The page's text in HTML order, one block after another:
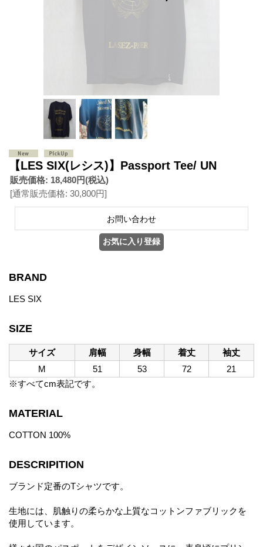
【LES SIX(レシス)】Passport Tee/ UN
販売価格: 18,480円(税込)
[通常販売価格: 30,800円]
BRAND
LES SIX
SIZE
サイズ 肩幅 身幅 着丈
袖丈
M
51 53 72
21
※すべてcm表記です。
MATERIAL
COTTON 100%
DESCRIPITION
ブランド定番のTシャツです。
生地には、肌触りの柔らかな上質なコットンファブリックを
使用しています。